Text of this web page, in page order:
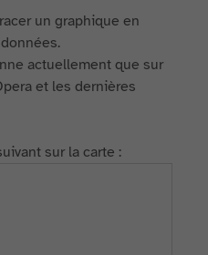
un graphique en
actuellement que sur
et les dernières
sur la carte :